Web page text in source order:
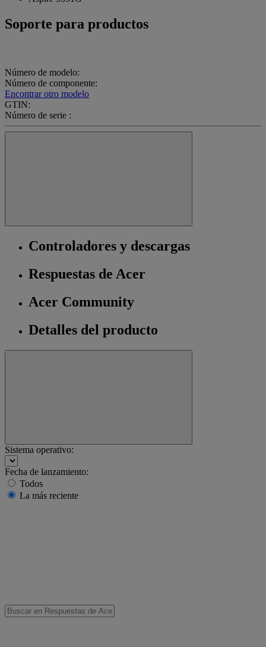
Soporte para productos
Número de modelo:
Número de componente:
Encontrar otro modelo
GTIN:
Número de serie :
Controladores y descargas
Respuestas de Acer
Acer Community
Detalles del producto
Sistema operativo:
Fecha de lanzamiento:
Todos
La más reciente